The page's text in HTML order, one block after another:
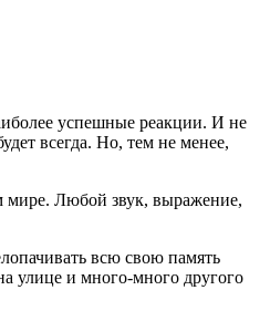
успешные реакции. И не
всегда. Но, тем не менее,
мире. Любой звук, выражение,
всю свою память
улице и много-много другого